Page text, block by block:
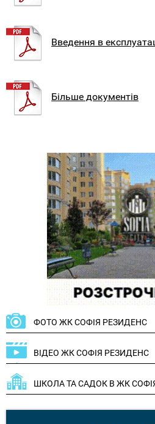
Введення в
Більше документів
ФОТО ЖК СОФІЯ РЕЗИДЕНС
ВІДЕО ЖК СОФІЯ РЕЗИДЕНС
ШКОЛА ТА САДОК В ЖК